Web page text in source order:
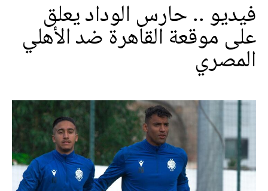
فيديو .. حارس الوداد يعلق
على موقعة القاهرة ضد الأهلي
المصري